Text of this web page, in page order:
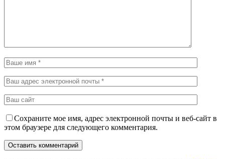
Сохраните мое имя, адрес электронной почты и веб-сайт в
этом браузере для следующего комментария.